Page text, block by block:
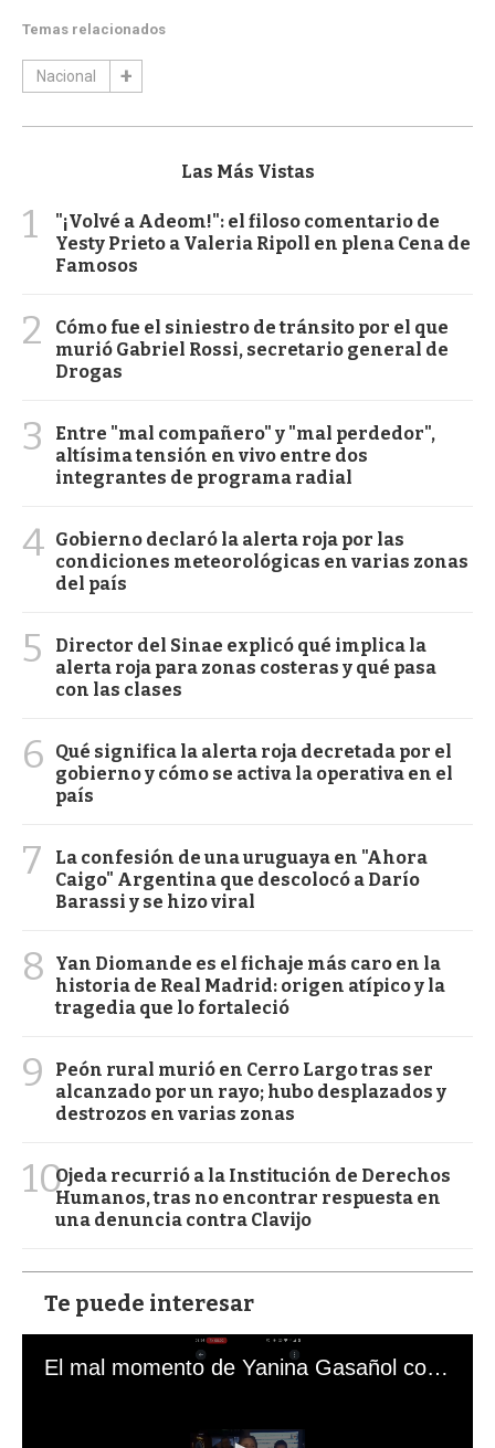
Temas relacionados
Nacional
Las Más Vistas
1
"¡Volvé a Adeom!": el filoso comentario de
Yesty Prieto a Valeria Ripoll en plena Cena de
Famosos
2
Cómo fue el siniestro de tránsito por el que
murió Gabriel Rossi, secretario general de
Drogas
3
Entre "mal compañero" y "mal perdedor",
altísima tensión en vivo entre dos
integrantes de programa radial
4 Gobierno declaró la alerta roja por las
condiciones meteorológicas en varias zonas
del país
5
Director del Sinae explicó qué implica la
alerta roja para zonas costeras y qué pasa
con las clases
6
Qué significa la alerta roja decretada por el
gobierno y cómo se activa la operativa en el
país
7
La confesión de una uruguaya en "Ahora
Caigo" Argentina que descolocó a Darío
Barassi y se hizo viral
8
Yan Diomande es el fichaje más caro en la
historia de Real Madrid: origen atípico y la
tragedia que lo fortaleció
9
Peón rural murió en Cerro Largo tras ser
alcanzado por un rayo; hubo desplazados y
destrozos en varias zonas
10Ojeda recurrió a la Institución de Derechos
Humanos, tras no encontrar respuesta en
una denuncia contra Clavijo
Te puede interesar
El mal momento de Yanina Gasañol con un hincha argentino en "Subrayado"